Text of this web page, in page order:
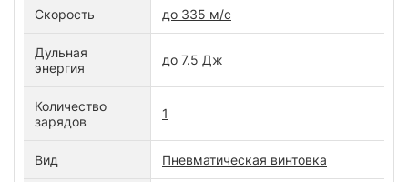
Скорость до 335 м/с
Дульная
энергия
до 7.5 Дж
Количество
зарядов
1
Вид Пневматическая винтовка